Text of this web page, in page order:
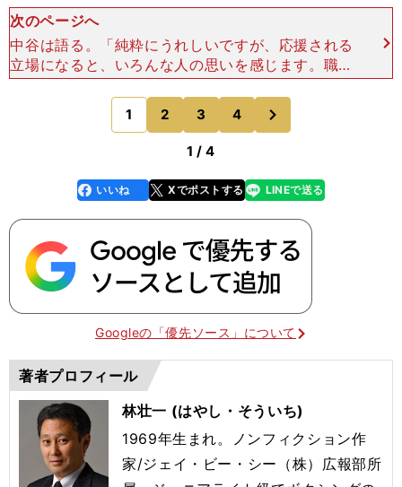
次のページへ
中谷は語る。「純粋にうれしいですが、応援される
立場になると、いろんな人の思いを感じます。職業
としてボクシングができている環境は、当たり前じ
ゃないんだと認識しますね。だからこそ、エネルギ
ーをもらえると
1 2 3 4
のページへ
1 / 4
faceboo
k
いいね Xでポストする
line LINEで送る
Googleの「優先ソース」について
著者プロフィール
林壮一 (はやし・そういち)
1969年生まれ。ノンフィクション作
家/ジェイ・ビー・シー（株）広報部所